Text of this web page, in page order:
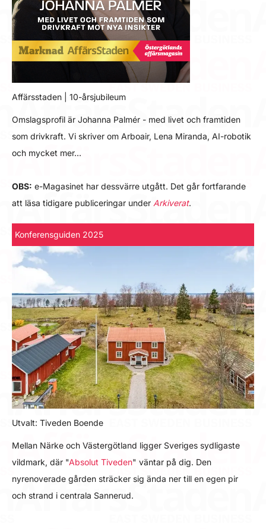
Affärsstaden | 10-årsjubileum
Omslagsprofil är Johanna Palmér - med livet och framtiden
som drivkraft. Vi skriver om Arboair, Lena Miranda, AI-robotik
och mycket mer…
OBS: e-Magasinet har dessvärre utgått. Det går fortfarande
att läsa tidigare publiceringar under Arkiverat.
Konferensguiden 2025
Utvalt: Tiveden Boende
Mellan Närke och Västergötland ligger Sveriges sydligaste
vildmark, där "Absolut Tiveden" väntar på dig. Den
nyrenoverade gården sträcker sig ända ner till en egen pir
och strand i centrala Sannerud.